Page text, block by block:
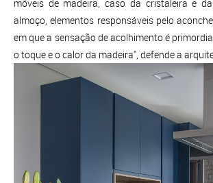
móveis de madeira, caso da cristaleira e
almoço, elementos responsáveis pelo
em que a sensação de acolhimento é
o toque e o calor da madeira", defende a